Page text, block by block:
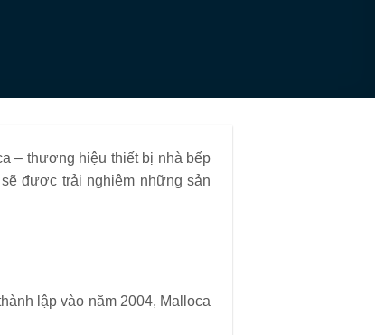
– thương hiệu thiết bị nhà bếp
được trải nghiệm những sản
lập vào năm 2004, Malloca